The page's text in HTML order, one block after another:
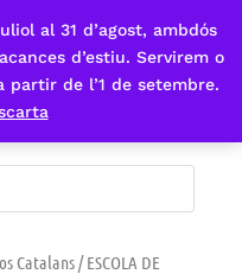
al 31 d’agost, ambdós
d’estiu. Servirem o
partir de l’1 de setembre.
Catalans/ ESCOLA DE